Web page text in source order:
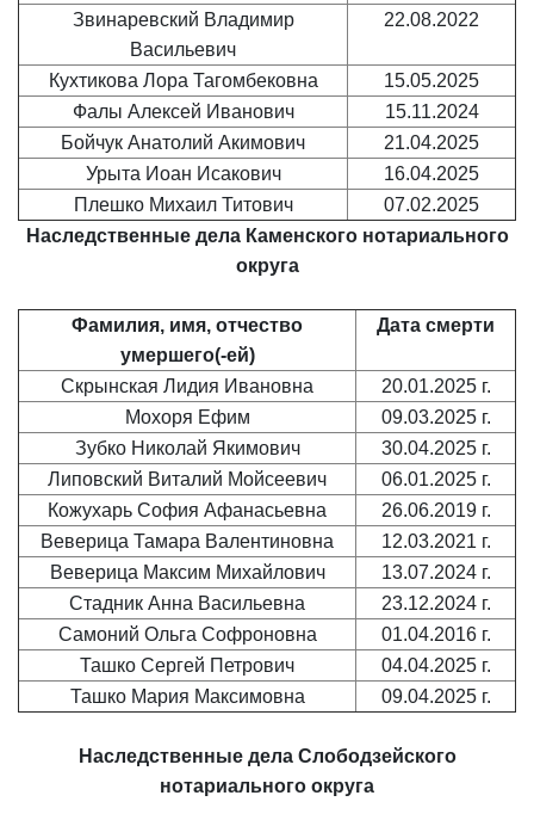
Звинаревский Владимир
Васильевич
22.08.2022
Кухтикова Лора Тагомбековна
15.05.2025
Фалы Алексей Иванович
15.11.2024
Бойчук Анатолий Акимович
21.04.2025
Урыта Иоан Исакович
16.04.2025
Плешко Михаил Титович
07.02.2025
Наследственные дела Каменского нотариального
округа
Фамилия, имя, отчество
умершего(-ей)
Дата смерти
Скрынская Лидия Ивановна
20.01.2025 г.
Мохоря Ефим
09.03.2025 г.
Зубко Николай Якимович
30.04.2025 г.
Липовский Виталий Мойсеевич
06.01.2025 г.
Кожухарь София Афанасьевна
26.06.2019 г.
Веверица Тамара Валентиновна
12.03.2021 г.
Веверица Максим Михайлович
13.07.2024 г.
Стадник Анна Васильевна
23.12.2024 г.
Самоний Ольга Софроновна
01.04.2016 г.
Ташко Сергей Петрович
04.04.2025 г.
Ташко Мария Максимовна
09.04.2025 г.
Наследственные дела Слободзейского
нотариального округа